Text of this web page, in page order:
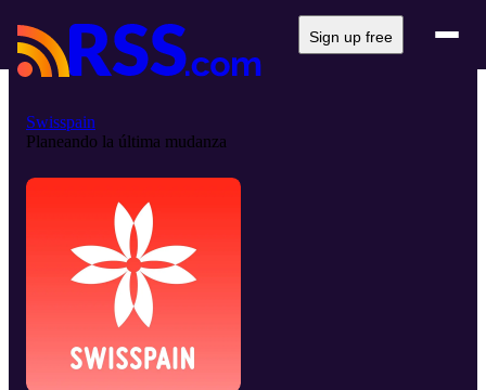
Sign up free
Swisspain
Planeando la última mudanza